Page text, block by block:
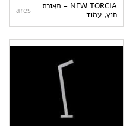
NEW TORCIA – תאורת
חוץ, עמוד
ares